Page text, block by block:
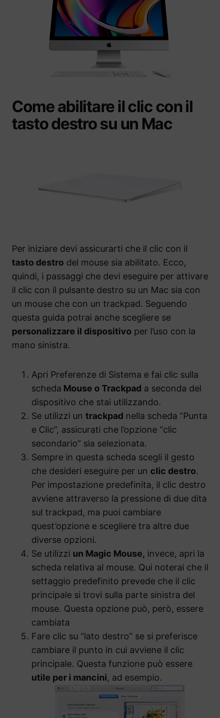
Come abilitare il clic con il
tasto destro su un Mac
Per iniziare devi assicurarti che il clic con il
tasto destro del mouse sia abilitato. Ecco,
quindi, i passaggi che devi eseguire per attivare
il clic con il pulsante destro su un Mac sia con
un mouse che con un trackpad. Seguendo
questa guida potrai anche scegliere se
personalizzare il dispositivo per l’uso con la
mano sinistra.
Apri Preferenze di Sistema e fai clic sulla
scheda Mouse o Trackpad a seconda del
dispositivo che stai utilizzando.
Se utilizzi un trackpad nella scheda “Punta
e Clic”, assicurati che l’opzione “clic
secondario” sia selezionata.
Sempre in questa scheda scegli il gesto
che desideri eseguire per un clic destro.
Per impostazione predefinita, il clic destro
avviene attraverso la pressione di due dita
sul trackpad, ma puoi cambiare
quest’opzione e scegliere tra altre due
diverse opzioni.
Se utilizzi un Magic Mouse, invece, apri la
scheda relativa al mouse. Qui noterai che il
settaggio predefinito prevede che il clic
principale si trovi sulla parte sinistra del
mouse. Questa opzione può, però, essere
cambiata
Fare clic su “lato destro” se si preferisce
cambiare il punto in cui avviene il clic
principale. Questa funzione può essere
utile per i mancini, ad esempio.